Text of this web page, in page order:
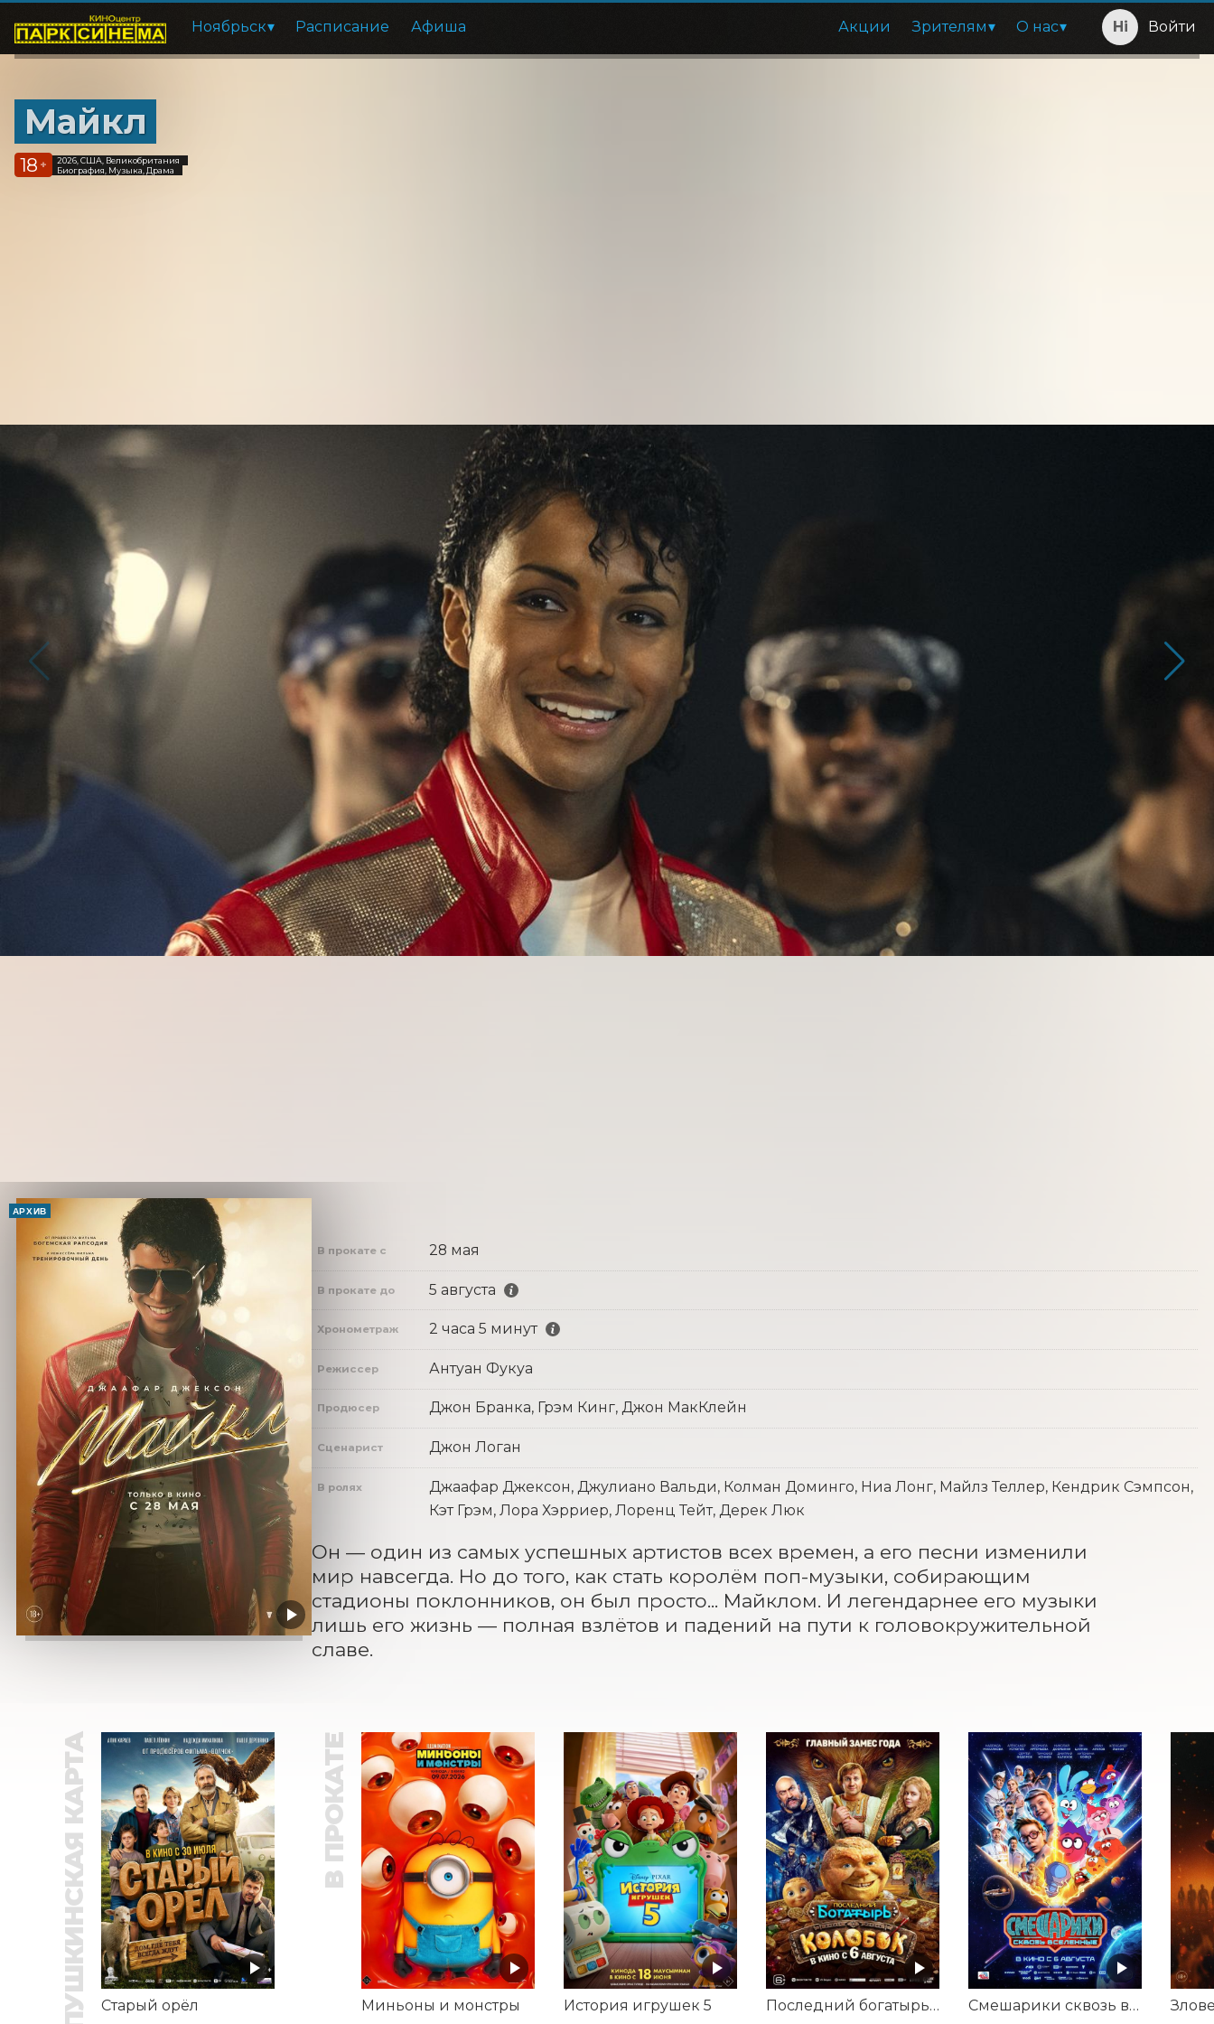
Ноябрьск Расписание Афиша Акции Зрителям О нас Войти
Майкл
18 +
2026, США, Великобритания
Биография, Музыка, Драма
АРХИВ
В прокате с 28 мая
В прокате до 5 августа
Хронометраж 2 часа 5 минут
Режиссер Антуан Фукуа
Продюсер Джон Бранка, Грэм Кинг, Джон МакКлейн
Сценарист Джон Логан
В ролях
Джаафар Джексон, Джулиано Вальди, Колман Доминго, Ниа Лонг, Майлз Теллер, Кендрик Сэмпсон,
Кэт Грэм, Лора Хэрриер, Лоренц Тейт, Дерек Люк
Он — один из самых успешных артистов всех времен, а его песни изменили
мир навсегда. Но до того, как стать королём поп-музыки, собирающим
стадионы поклонников, он был просто... Майклом. И легендарнее его музыки
лишь его жизнь — полная взлётов и падений на пути к головокружительной
славе.
ПУШКИНСКАЯ КАРТА Старый орёл
В ПРОКАТЕ
Миньоны и монстры История игрушек 5 Последний богатырь. Колобок Смешарики сквозь вселенные